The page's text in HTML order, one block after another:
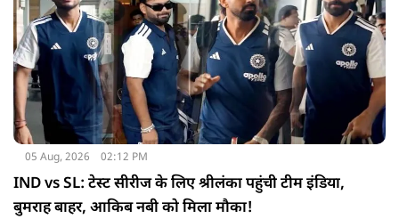
05 Aug, 2026 02:12 PM
IND vs SL: टेस्ट सीरीज के लिए श्रीलंका पहुंची टीम इंडिया,
बुमराह बाहर, आकिब नबी को मिला मौका!